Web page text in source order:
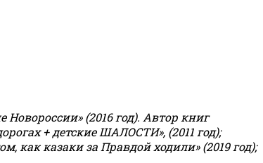
(2016 год). Автор книг
+ детские ШАЛОСТИ», (2011 год);
как казаки за Правдой ходили» (2019 год);